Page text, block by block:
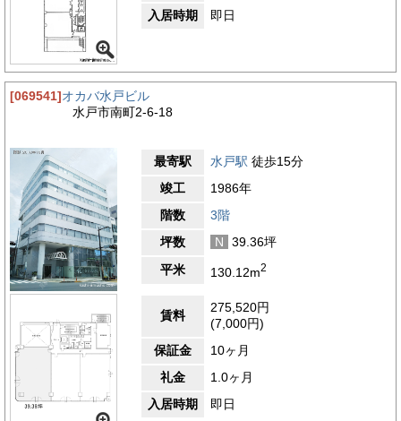
入居時期
即日
[069541]オカバ水戸ビル
水戸市南町2-6-18
最寄駅 水戸駅 徒歩15分
竣工
1986年
階数
3階
坪数
N
39.36坪
平米
130.12m2
賃料
275,520円
(7,000円)
保証金
10ヶ月
礼金
1.0ヶ月
入居時期
即日